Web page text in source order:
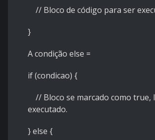
// Bloco de código para ser
}
A condição else =
if (condicao) {
// Bloco se marcado como true,
executado.
} else {